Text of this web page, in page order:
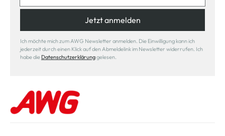
Jetzt anmelden
Ich möchte mich zum AWG Newsletter anmelden. Die Einwilligung kann ich
jederzeit durch einen Klick auf den Abmeldelink im Newsletter widerrufen. Ich
habe die Datenschutzerklärunggelesen.